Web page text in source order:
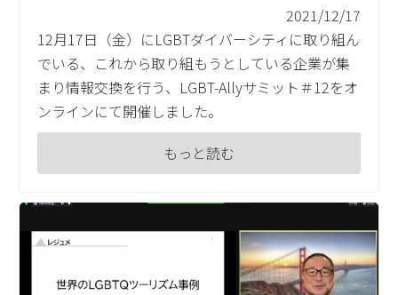
2021/12/17
12月17日（金）にLGBTダイバーシティに取り組ん
でいる、これから取り組もうとしている企業が集
まり情報交換を行う、LGBT-Allyサミット＃12をオ
ンラインにて開催しました。
もっと読む